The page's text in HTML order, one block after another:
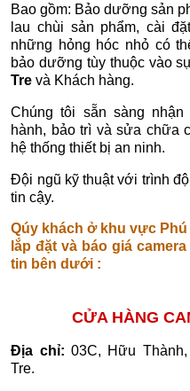
Bao gồm: Bảo dưỡng sản
lau chùi sản phẩm, cài
những hỏng hóc nhỏ có
bảo dưỡng tùy thuộc vào
Tre và Khách hàng.
Chúng tôi sẵn sàng
hành, bảo trì và sửa chữa
hệ thống thiết bị an ninh.
Đội ngũ kỹ thuật với trình
tin cậy.
Qúy khách ở khu vực
lắp đặt và báo giá
tin bên dưới :
CỬA HÀNG
Địa chỉ: 03C, Hữu
Tre.